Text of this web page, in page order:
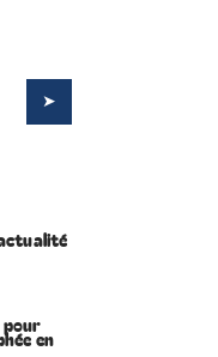
pour
en